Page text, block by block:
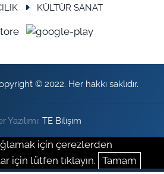
KÜLTÜR SANAT
© 2022. Her hakkı saklıdır.
Yazılımı: TE Bilişim
için çerezlerden
için lütfen tıklayın. Tamam